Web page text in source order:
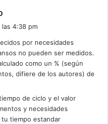
e
:
4:38 pm
por necesidades
no pueden ser medidos.
como un % (según
difiere de los autores) de
de ciclo y el valor
y necesidades
tiempo estandar